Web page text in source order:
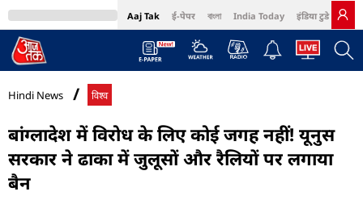
Aaj Tak ई-पेपर বাংলা India Today इंडिया टुडे हिंदी
MumbaiTak Cosmopolitan Harper's Bazaar Northeast
Hindi News विश्व
बांग्लादेश में विरोध के लिए कोई जगह नहीं! यूनुस
सरकार ने ढाका में जुलूसों और रैलियों पर लगाया
बैन